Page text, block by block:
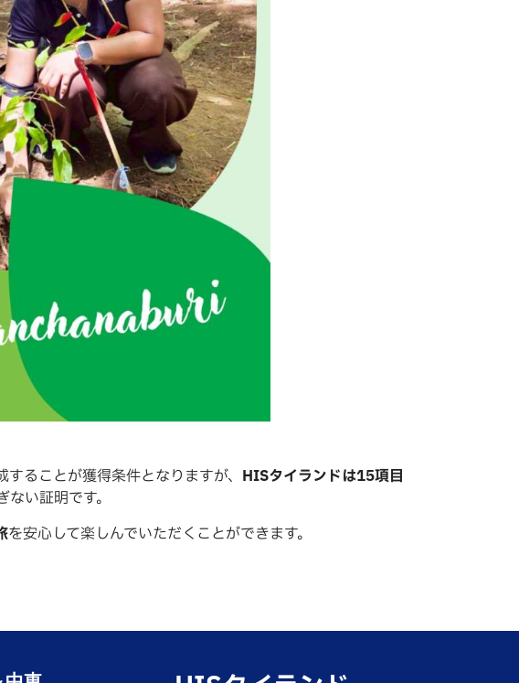
ることが獲得条件となりますが、 HISタイランドは15項目
い証明です。
を安心して楽しんでいただくことができます。